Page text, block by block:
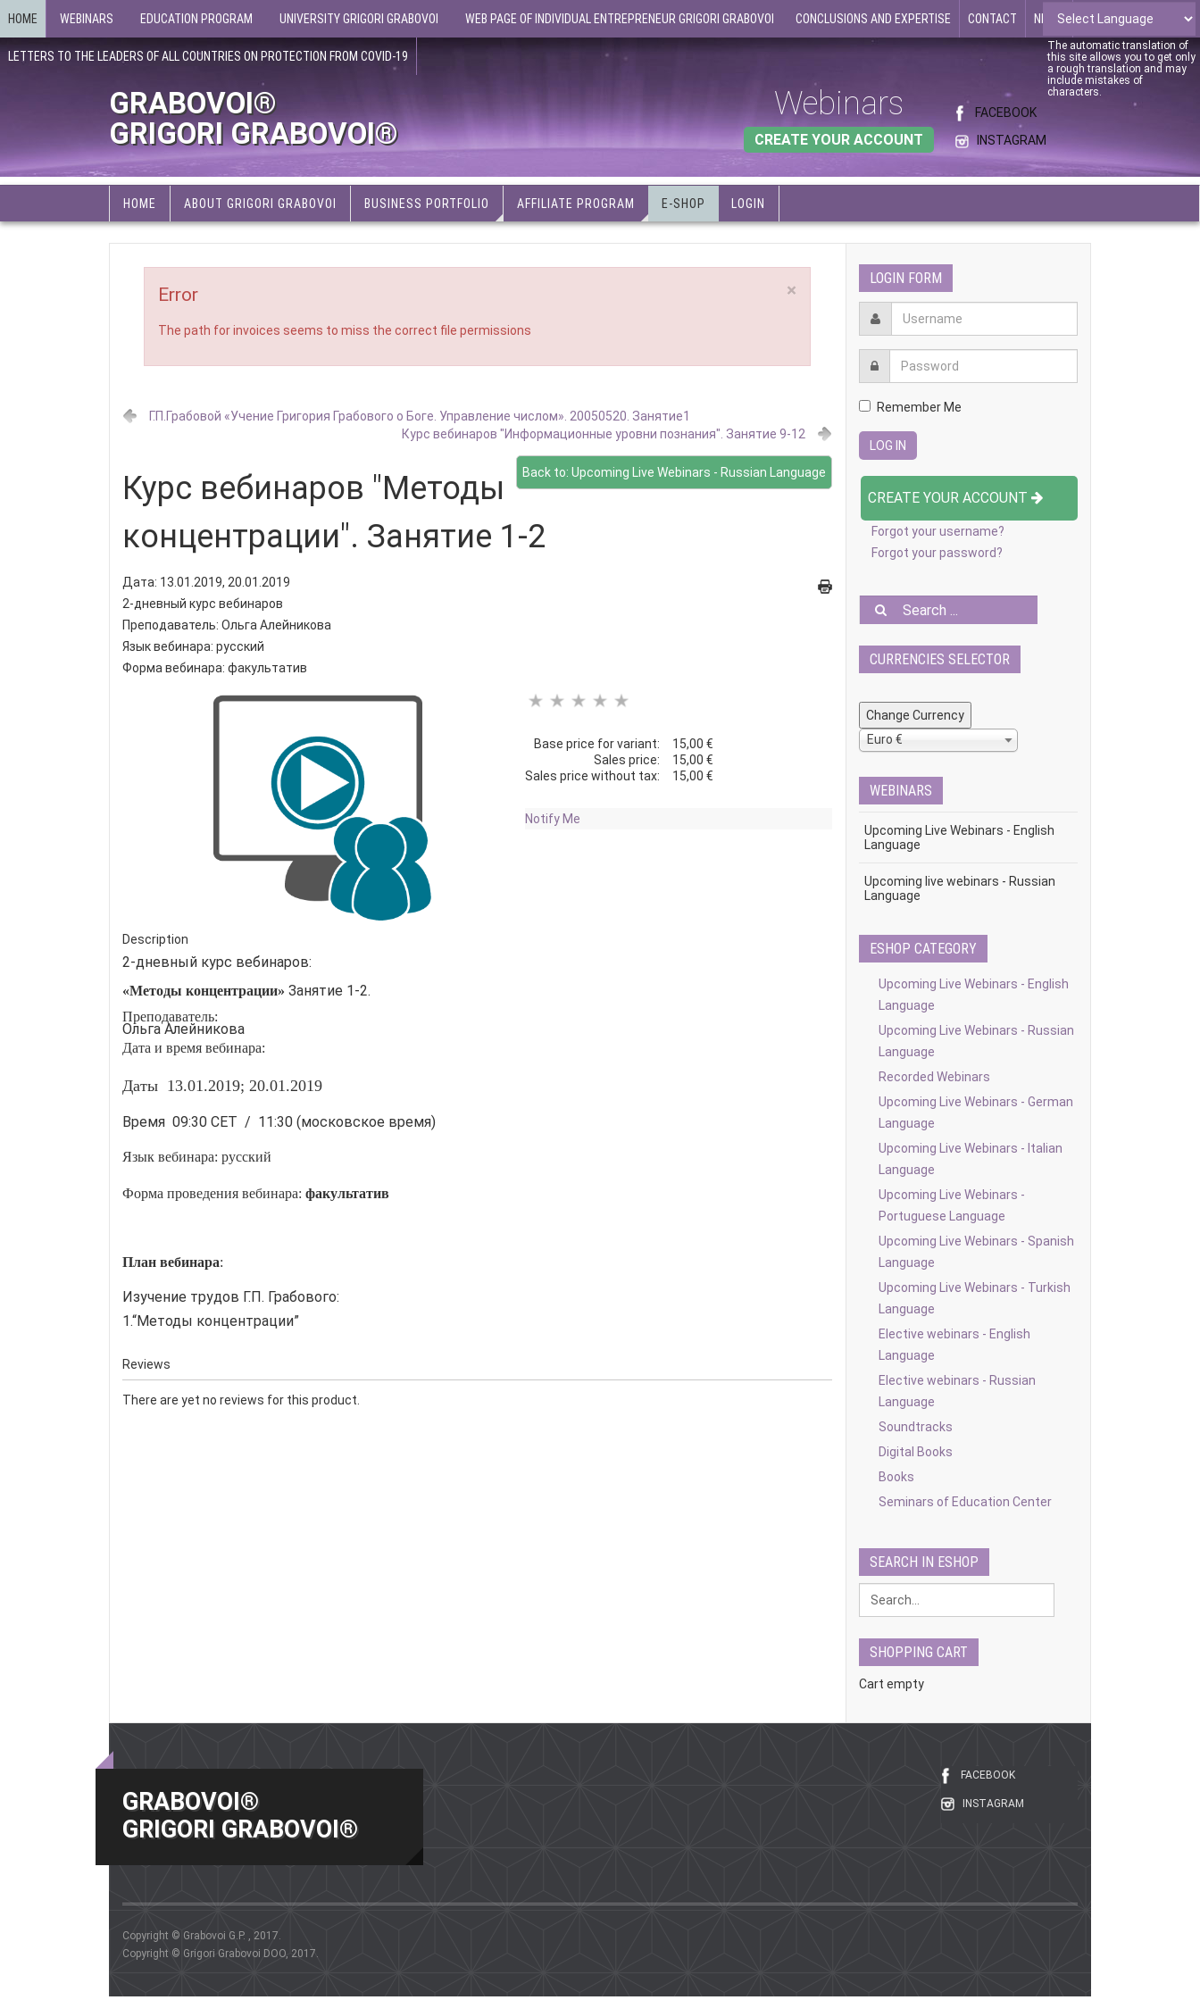
HOME WEBINARS EDUCATION PROGRAM UNIVERSITY GRIGORI GRABOVOI WEB PAGE OF INDIVIDUAL ENTREPRENEUR GRIGORI GRABOVOI CONCLUSIONS AND EXPERTISE CONTACT NEWS
LETTERS TO THE LEADERS OF ALL COUNTRIES ON PROTECTION FROM COVID-19
The automatic translation of
this site allows you to get only
a rough translation and may
include mistakes of
characters.
GRABOVOI®
GRIGORI GRABOVOI®
FACEBOOK
INSTAGRAM
Webinars
CREATE YOUR ACCOUNT
HOME ABOUT GRIGORI GRABOVOI BUSINESS PORTFOLIO AFFILIATE PROGRAM E-SHOP LOGIN
×
Error
The path for invoices seems to miss the correct file permissions
Г.П.Грабовой «Учение Григория Грабового о Боге. Управление числом». 20050520. Занятие1
Курс вебинаров "Информационные уровни познания". Занятие 9-12
Back to: Upcoming Live Webinars - Russian Language
Курс вебинаров "Методы
концентрации". Занятие 1-2
Дата: 13.01.2019, 20.01.2019
2-дневный курс вебинаров
Преподаватель: Ольга Алейникова
Язык вебинара: русский
Форма вебинара: факультатив
Base price for variant:
15,00 €
Sales price:
15,00 €
Sales price without tax:
15,00 €
Notify Me
Description
2-дневный курс вебинаров:
«Методы концентрации» Занятие 1-2.
Преподаватель:
Ольга Алейникова
Дата и время вебинара:
Даты 13.01.2019; 20.01.2019
Время 09:30 CET / 11:30 (московское время)
Язык вебинара: русский
Форма проведения вебинара: факультатив
План вебинара:
Изучение трудов Г.П. Грабового:
1.“Методы концентрации”
Reviews
There are yet no reviews for this product.
LOGIN FORM
Remember Me
CREATE YOUR ACCOUNT
Forgot your username?
Forgot your password?
CURRENCIES SELECTOR
Euro €
WEBINARS
Upcoming Live Webinars - English
Language
Upcoming live webinars - Russian
Language
ESHOP CATEGORY
Upcoming Live Webinars - English
Language
Upcoming Live Webinars - Russian
Language
Recorded Webinars
Upcoming Live Webinars - German
Language
Upcoming Live Webinars - Italian
Language
Upcoming Live Webinars -
Portuguese Language
Upcoming Live Webinars - Spanish
Language
Upcoming Live Webinars - Turkish
Language
Elective webinars - English
Language
Elective webinars - Russian
Language
Soundtracks
Digital Books
Books
Seminars of Education Center
SEARCH IN ESHOP
SHOPPING CART
Cart empty
GRABOVOI®
GRIGORI GRABOVOI®
FACEBOOK
INSTAGRAM
Copyright © Grabovoi G.P. , 2017.
Copyright © Grigori Grabovoi DOO, 2017.